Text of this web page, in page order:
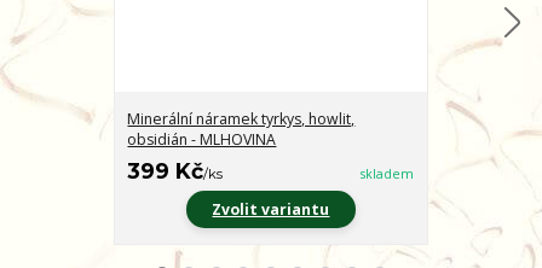
Minerální náramek tyrkys, howlit,
obsidián - MLHOVINA
399 Kč/ks skladem
Zvolit variantu
Minerální
CHARAKTER
399 Kč